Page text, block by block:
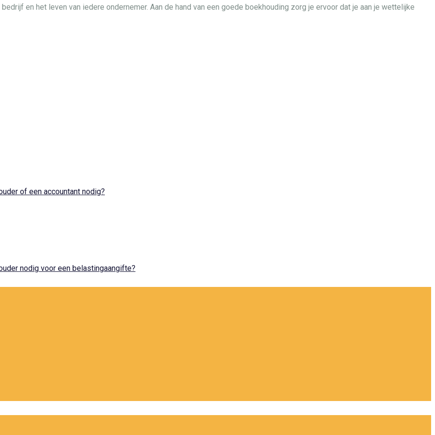
en het leven van iedere ondernemer. Aan de hand van een goede boekhouding zorg je ervoor dat je aan je wettelijke
of een accountant nodig?
nodig voor een belastingaangifte?